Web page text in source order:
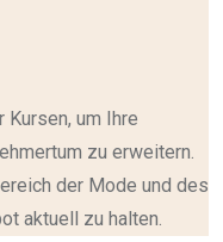
Kursen, um Ihre
zu erweitern.
der Mode und des
aktuell zu halten.